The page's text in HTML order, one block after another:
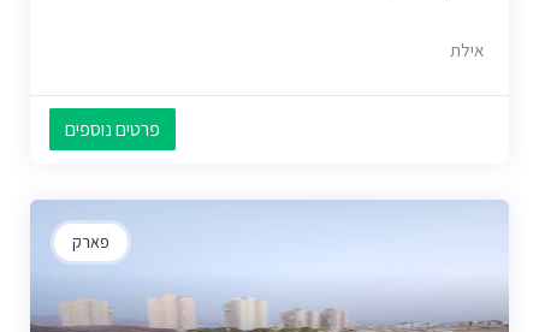
אילת
פרטים נוספים
פארק